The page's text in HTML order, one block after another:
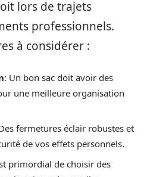
lors de trajets
professionnels.
à considérer :
: Un bon sac doit avoir des
une meilleure organisation
fermetures éclair robustes et
de vos effets personnels.
primordial de choisir des